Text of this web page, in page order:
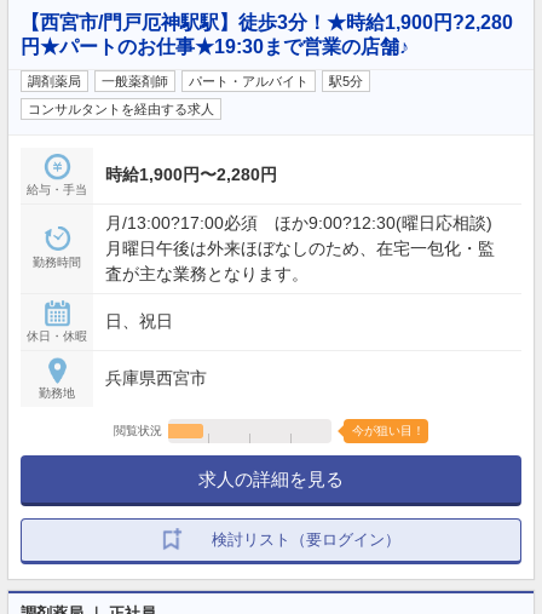
【西宮市/門戸厄神駅駅】徒歩3分！★時給1,900円?2,280
円★パートのお仕事★19:30まで営業の店舗♪
調剤薬局 一般薬剤師 パート・アルバイト
駅5分
コンサルタントを経由する求人
給与・手当
時給1,900円〜2,280円
勤務時間
月/13:00?17:00必須 ほか9:00?12:30(曜日応相談)
月曜日午後は外来ほぼなしのため、在宅一包化・監
査が主な業務となります。
休日・休暇
日、祝日
勤務地
兵庫県西宮市
閲覧状況 今が狙い目！
求人の詳細を見る
検討リスト（要ログイン）